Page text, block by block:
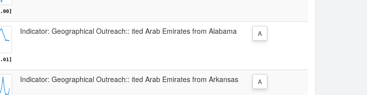
Indicator: Geographical Outreach:: ited Arab Emirates from Alabama A
Indicator: Geographical Outreach:: ited Arab Emirates from Arkansas A